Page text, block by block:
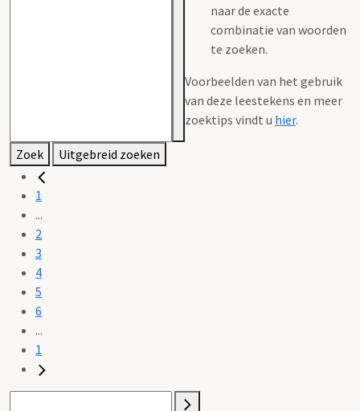
naar de exacte
combinatie van woorden
te zoeken.
Voorbeelden van het gebruik
van deze leestekens en meer
zoektips vindt u hier.
Zoek Uitgebreid zoeken
1
...
2
3
4
5
6
...
1